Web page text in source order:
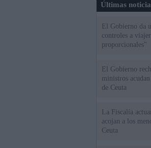
Últimas
El Gobierno da
controles a
proporcionales"
El Gobierno
ministros
de Ceuta
La Fiscalía
acojan a los
Ceuta